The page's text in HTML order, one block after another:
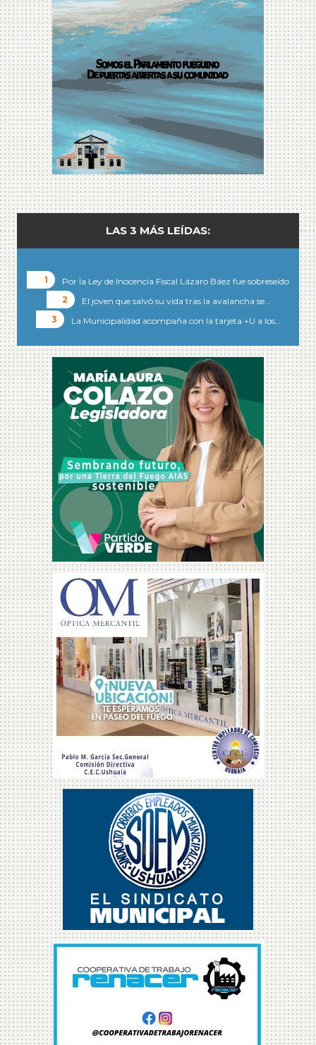
LAS 3 MÁS LEÍDAS:
Por la Ley de Inocencia Fiscal Lázaro Báez fue sobreseído
El joven que salvó su vida tras la avalancha se…
La Municipalidad acompaña con la tarjeta +U a los…